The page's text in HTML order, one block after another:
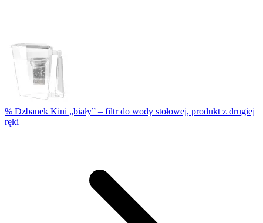
% Dzbanek Kini „biały” – filtr do wody stołowej, produkt z drugiej
ręki